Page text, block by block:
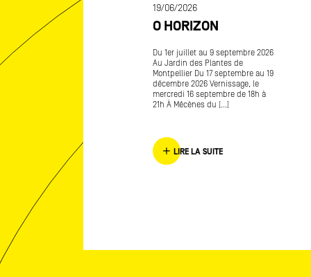
2026
PROVENCE
Mécènes du Sud en 2003 à
19/06/2026
O HORIZON
Du 1er juillet au 9 septembre 2026
Au Jardin des Plantes de
Montpellier Du 17 septembre au 19
décembre 2026 Vernissage, le
mercredi 16 septembre de 18h à
21h À Mécènes du [...]
LIRE LA SUITE